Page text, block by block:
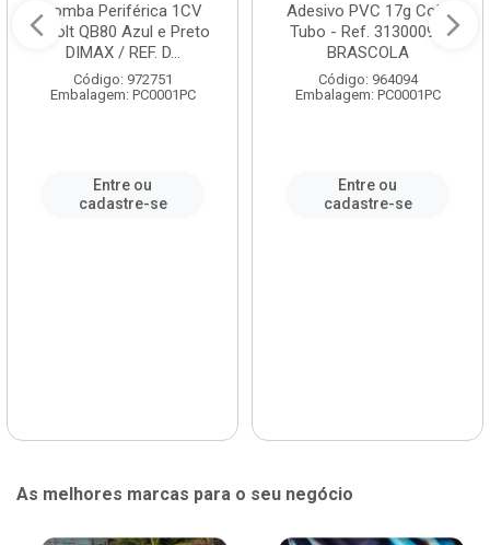
Bomba Periférica 1CV
Bivolt QB80 Azul e Preto
DIMAX / REF. D...
Código: 972751
Embalagem: PC0001PC
Entre ou
cadastre-se
Adesivo PVC 17g Cola
Tubo - Ref. 3130009 -
BRASCOLA
Código: 964094
Embalagem: PC0001PC
Entre ou
cadastre-se
As melhores marcas para o seu negócio